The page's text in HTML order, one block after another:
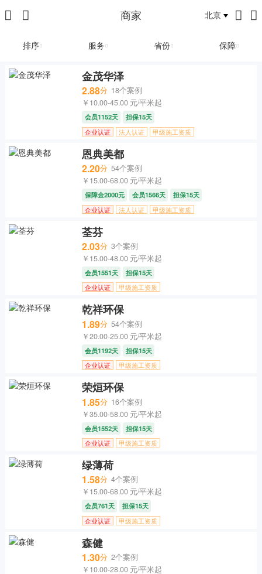
商家 北京
排序 服务 省份 保障
金茂华泽
2.88分 18个案例
￥10.00-45.00 元/平米起
会员1152天
担保15天
企业认证
法人认证 甲级施工资质
恩典美都
2.20分 54个案例
￥15.00-68.00 元/平米起
保障金2000元 会员1566天
担保15天
企业认证
法人认证 甲级施工资质
荃芬
2.03分 3个案例
￥15.00-48.00 元/平米起
会员1551天
担保15天
企业认证
甲级施工资质
乾祥环保
1.89分 54个案例
￥20.00-25.00 元/平米起
会员1192天
担保15天
企业认证
甲级施工资质
荣烜环保
1.85分 16个案例
￥35.00-58.00 元/平米起
会员1552天
担保15天
企业认证
甲级施工资质
绿薄荷
1.58分 4个案例
￥15.00-68.00 元/平米起
会员761天
担保15天
企业认证
甲级施工资质
森健
1.30分 2个案例
￥10.00-28.00 元/平米起